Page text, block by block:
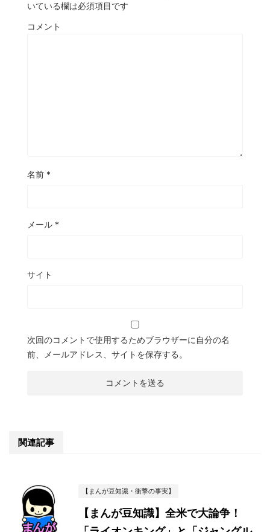
いている欄は必須項目です
コメント
名前 *
メール *
サイト
次回のコメントで使用するためブラウザーに自分の名
前、メールアドレス、サイトを保存する。
関連記事
【まんが豆知識・衝撃の事実】
【まんが豆知識】全米で大論争！